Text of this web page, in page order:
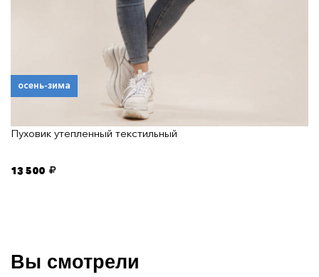
осень-зима
Пуховик утепленный текстильный
13 500
Вы смотрели